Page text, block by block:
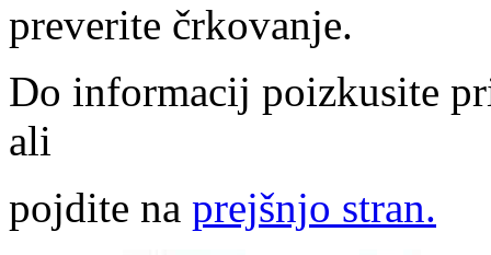
preverite črkovanje.
Do informacij poizkusite
ali
pojdite na prejšnjo stran.